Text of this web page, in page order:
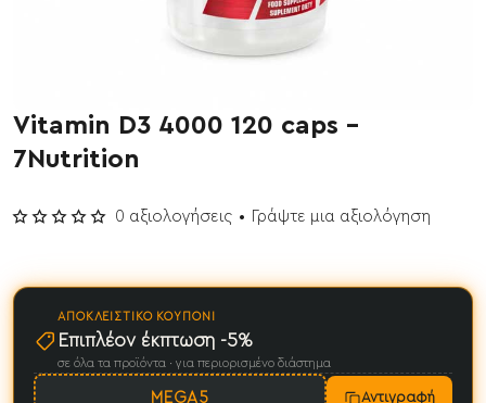
Vitamin D3 4000 120 caps -
7Nutrition
0 αξιολογήσεις • Γράψτε μια αξιολόγηση
ΑΠΟΚΛΕΙΣΤΙΚΌ ΚΟΥΠΌΝΙ
Επιπλέον έκπτωση -5%
σε όλα τα προϊόντα · για περιορισμένο διάστημα
MEGA5 Αντιγραφή